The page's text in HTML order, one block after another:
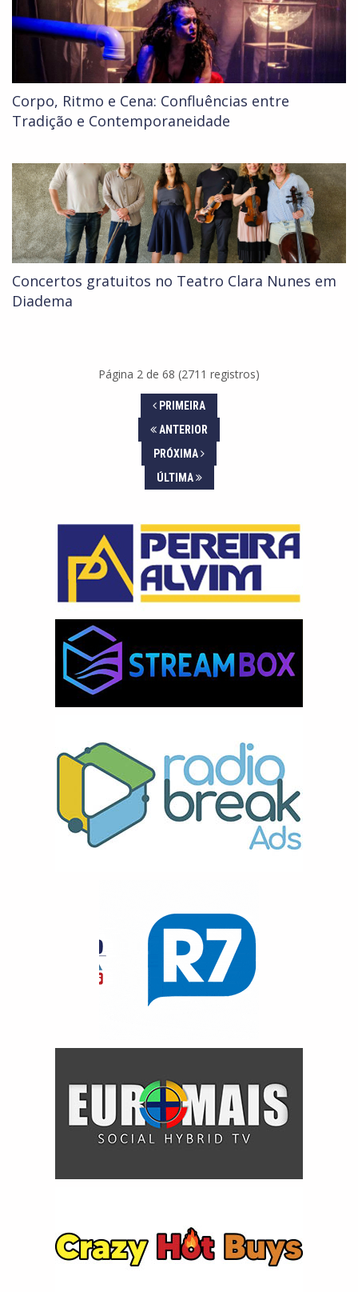
Corpo, Ritmo e Cena: Confluências entre
Tradição e Contemporaneidade
Concertos gratuitos no Teatro Clara Nunes em
Diadema
Página 2 de 68 (2711 registros)
PRIMEIRA
ANTERIOR
PRÓXIMA
ÚLTIMA